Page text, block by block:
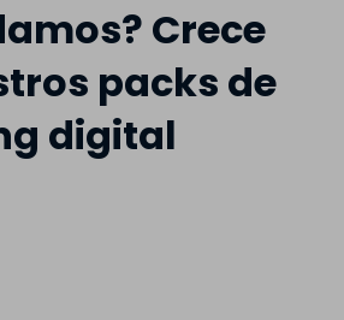
Crece
packs de
digital